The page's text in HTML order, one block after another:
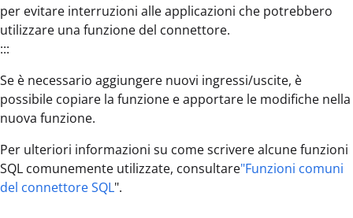
per evitare interruzioni alle applicazioni che potrebbero
utilizzare una funzione del connettore.
:::
Se è necessario aggiungere nuovi ingressi/uscite, è
possibile copiare la funzione e apportare le modifiche nella
nuova funzione.
Per ulteriori informazioni su come scrivere alcune funzioni
SQL comunemente utilizzate, consultare"Funzioni comuni
del connettore SQL".